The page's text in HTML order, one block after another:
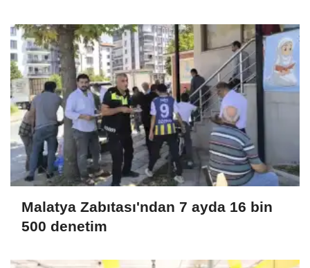
Malatya Zabıtası'ndan 7 ayda 16 bin
500 denetim